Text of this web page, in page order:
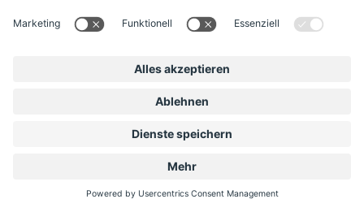
Sie bekommen ein transparentes Angebot mit klaren
Prioritäten – Sie wissen genau, was geplant ist und